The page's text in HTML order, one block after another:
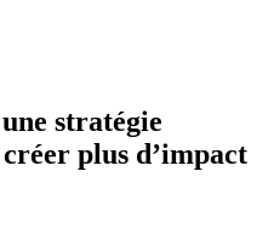
stratégie
plus d’impact